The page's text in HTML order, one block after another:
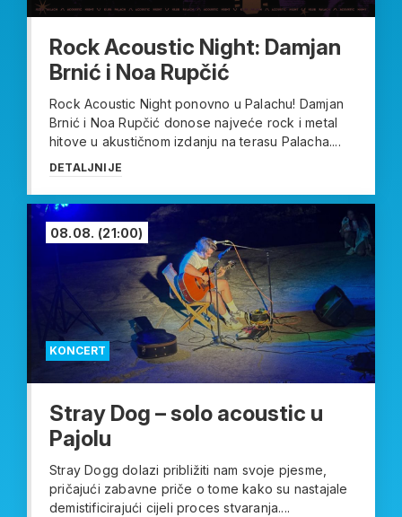
Rock Acoustic Night: Damjan
Brnić i Noa Rupčić
Rock Acoustic Night ponovno u Palachu! Damjan
Brnić i Noa Rupčić donose najveće rock i metal
hitove u akustičnom izdanju na terasu Palacha....
DETALJNIJE
KONCERT
08.08. (21:00)
Stray Dog – solo acoustic u
Pajolu
Stray Dogg dolazi približiti nam svoje pjesme,
pričajući zabavne priče o tome kako su nastajale
demistificirajući cijeli proces stvaranja....